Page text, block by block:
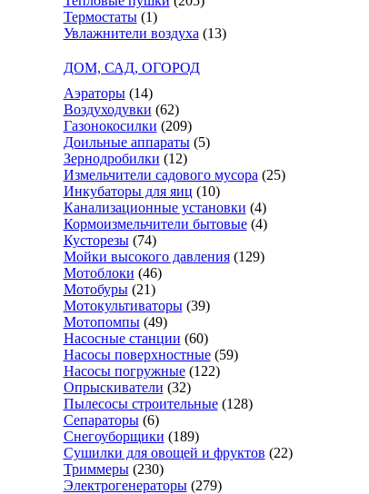
Термостаты (1)
Увлажнители воздуха (13)
ДОМ, САД, ОГОРОД
Аэраторы (14)
Воздуходувки (62)
Газонокосилки (209)
Доильные аппараты (5)
Зернодробилки (12)
Измельчители садового мусора (25)
Инкубаторы для яиц (10)
Канализационные установки (4)
Кормоизмельчители бытовые (4)
Кусторезы (74)
Мойки высокого давления (129)
Мотоблоки (46)
Мотобуры (21)
Мотокультиваторы (39)
Мотопомпы (49)
Насосные станции (60)
Насосы поверхностные (59)
Насосы погружные (122)
Опрыскиватели (32)
Пылесосы строительные (128)
Сепараторы (6)
Снегоуборщики (189)
Сушилки для овощей и фруктов (22)
Триммеры (230)
Электрогенераторы (279)